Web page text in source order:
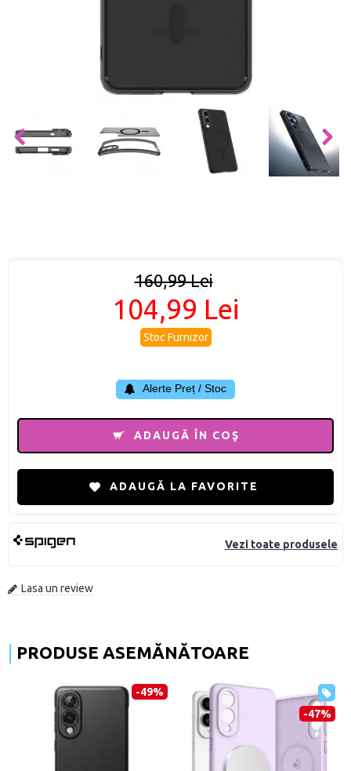
Vezi toate produsele
Lasa un review
160,99 Lei
104,99 Lei
Stoc Furnizor
Alerte Preț / Stoc
ADAUGĂ ÎN COŞ
ADAUGĂ LA FAVORITE
PRODUSE ASEMĂNĂTOARE
-49%
-47%